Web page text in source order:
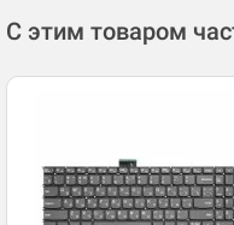
С этим товаром